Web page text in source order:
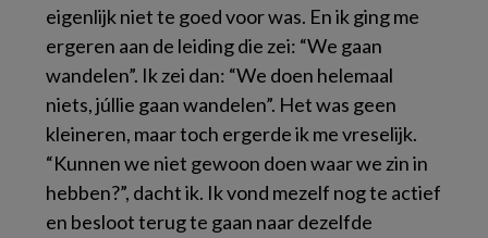
eigenlijk niet te goed voor was. En ik ging me
ergeren aan de leiding die zei: “We gaan
wandelen”. Ik zei dan: “We doen helemaal
niets, júllie gaan wandelen”. Het was geen
kleineren, maar toch ergerde ik me vreselijk.
“Kunnen we niet gewoon doen waar we zin in
hebben?”, dacht ik. Ik vond mezelf nog te actief
en besloot terug te gaan naar dezelfde